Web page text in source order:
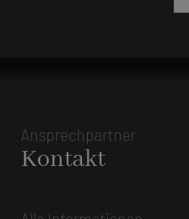
Ansprechpartner
Kontakt